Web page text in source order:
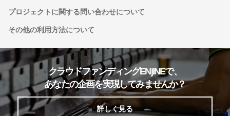
プロジェクトに関する問い合わせについて
その他の利用方法について
クラウドファンディングENjiNEで、
あなたの企画を実現してみませんか？
詳しく見る